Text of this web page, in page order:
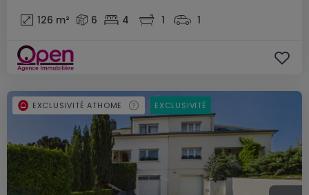
126 m² 6 4 1 1
EXCLUSIVITÉ ATHOME EXCLUSIVITÉ